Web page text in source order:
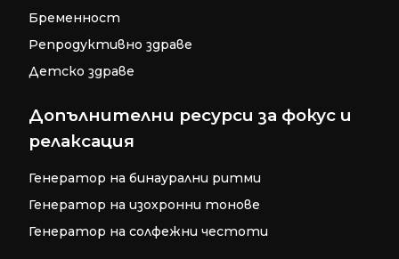
Бременност
Репродуктивно здраве
Детско здраве
Допълнителни ресурси за фокус и
релаксация
Генератор на бинаурални ритми
Генератор на изохронни тонове
Генератор на солфежни честоти